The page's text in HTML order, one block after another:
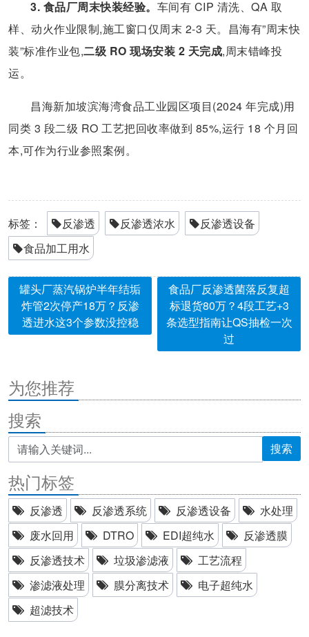
3. 食品厂周末快装经验。 车间有 CIP 清洗、QA 取
样、动火作业限制,施工窗口仅周末 2-3 天。昌海有”周末快
装”标准作业包,二级 RO 现场安装 2 天完成,周末错峰投
运。
昌海新加坡滨海湾食品工业园区项目(2024 年完成)用
同类 3 段二级 RO 工艺把回收率做到 85%,运行 18 个月回
本,可作为行业参照案例。
标签： 反渗透 反渗透浓水
反渗透设备
食品加工用水
罐头厂蒸汽锅炉半年结垢
炸管2次停产18万？反渗
透进水这3个参数没控稳
食品厂反渗透菌落反复超
标退货80万？4段工艺+3
条选型指南让QS抽检一次
过
为您推荐
搜索
搜索
热门标签
反渗透 反渗透系统 反渗透设备
水处理
废水回用
DTRO EDI超纯水
反渗透膜
反渗透技术
垃圾渗滤液
工艺流程
渗滤液处理
膜分离技术
电子超纯水
超滤技术